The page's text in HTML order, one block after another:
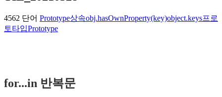
4562 단어 Prototype상속obj.hasOwnProperty(key)object.keys프로
토타입Prototype
for...in 반복문